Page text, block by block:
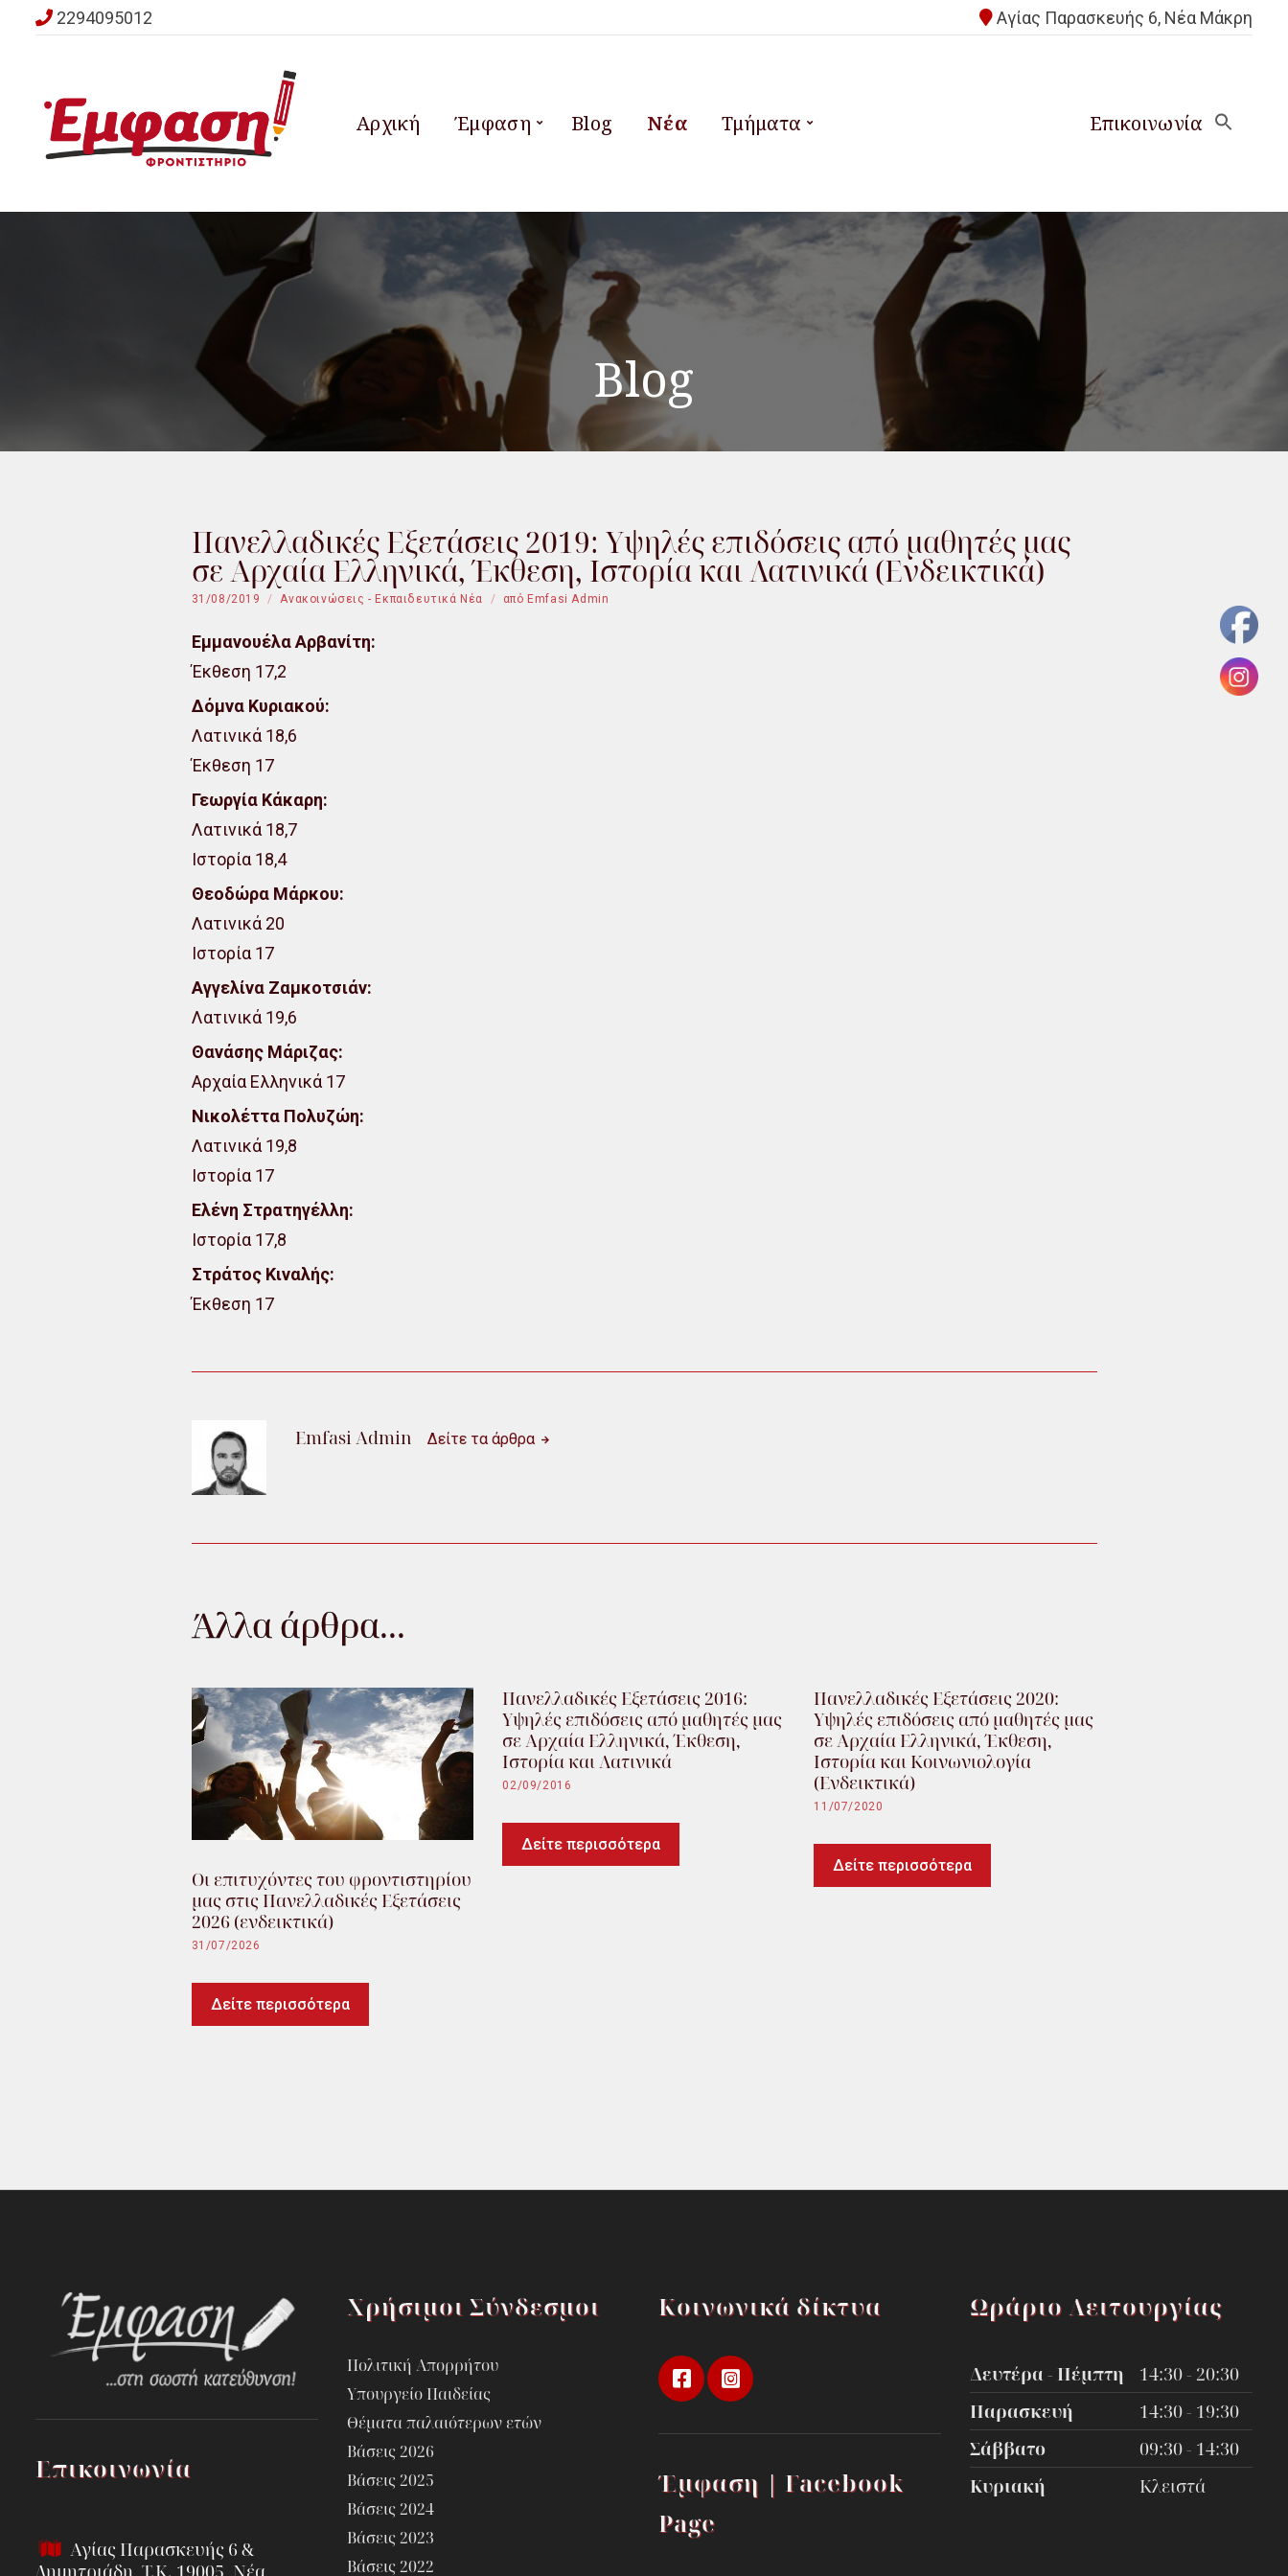
2294095012 Αγίας Παρασκευής 6, Νέα Μάκρη
Αρχική Έμφαση Blog Νέα Τμήματα Επικοινωνία
Blog
Πανελλαδικές Εξετάσεις 2019: Υψηλές επιδόσεις από μαθητές μας
σε Αρχαία Ελληνικά, Έκθεση, Ιστορία και Λατινικά (Ενδεικτικά)
31/08/2019 Ανακοινώσεις - Εκπαιδευτικά Νέα από Emfasi Admin
Εμμανουέλα Αρβανίτη:
Έκθεση 17,2
Δόμνα Κυριακού:
Λατινικά 18,6
Έκθεση 17
Γεωργία Κάκαρη:
Λατινικά 18,7
Ιστορία 18,4
Θεοδώρα Μάρκου:
Λατινικά 20
Ιστορία 17
Αγγελίνα Ζαμκοτσιάν:
Λατινικά 19,6
Θανάσης Μάριζας:
Αρχαία Ελληνικά 17
Νικολέττα Πολυζώη:
Λατινικά 19,8
Ιστορία 17
Ελένη Στρατηγέλλη:
Ιστορία 17,8
Στράτος Κιναλής:
Έκθεση 17
Emfasi Admin Δείτε τα άρθρα
Άλλα άρθρα...
Οι επιτυχόντες του φροντιστηρίου
μας στις Πανελλαδικές Εξετάσεις
2026 (ενδεικτικά)
31/07/2026
Δείτε περισσότερα
Πανελλαδικές Εξετάσεις 2016:
Υψηλές επιδόσεις από μαθητές μας
σε Αρχαία Ελληνικά, Έκθεση,
Ιστορία και Λατινικά
02/09/2016
Δείτε περισσότερα
Πανελλαδικές Εξετάσεις 2020:
Υψηλές επιδόσεις από μαθητές μας
σε Αρχαία Ελληνικά, Έκθεση,
Ιστορία και Κοινωνιολογία
(Ενδεικτικά)
11/07/2020
Δείτε περισσότερα
Επικοινωνία
Αγίας Παρασκευής 6 &
Χρήσιμοι Σύνδεσμοι
Πολιτική Απορρήτου
Υπουργείο Παιδείας
Θέματα παλαιότερων ετών
Βάσεις 2026
Βάσεις 2025
Βάσεις 2024
Βάσεις 2023
Βάσεις 2022
Κοινωνικά δίκτυα
Έμφαση | Facebook
Page
Ωράριο Λειτουργίας
Δευτέρα - Πέμπτη
14:30 - 20:30
Παρασκευή
14:30 - 19:30
Σάββατο
09:30 - 14:30
Κυριακή
Κλειστά